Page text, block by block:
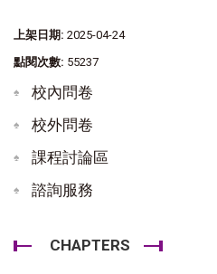
上架日期: 2025-04-24
點閱次數: 55237
校內問卷
校外問卷
課程討論區
諮詢服務
CHAPTERS